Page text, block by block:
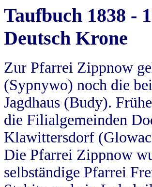
Taufbuch 1838 -
Deutsch Krone
Zur Pfarrei Zippnow
(Sypnywo) noch die
Jagdhaus (Budy).
die Filialgemeinden
Klawittersdorf
Die Pfarrei Zippnow
selbständige Pfarrei